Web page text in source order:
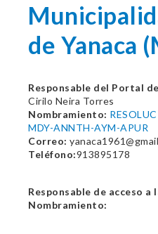
de Yanaca
Responsable del Portal
Cirilo Neira Torres
Nombramiento:
MDY-ANNTH-AYM-APUR
Correo:
Teléfono:913895178
Responsable de acceso a
Nombramiento: